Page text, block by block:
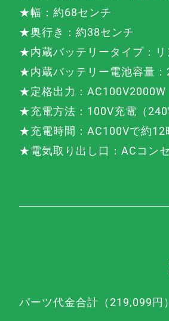
★幅：約68センチ
★奥行き：約38センチ
★内蔵バッテリータイプ：
★内蔵バッテリー電池容量：
★定格出力：AC100V2000W
★充電方法： 100V充電（
★充電時間：AC100Vで約12
★電気取り出し口：ACコン
パーツ代金合計（219,099円